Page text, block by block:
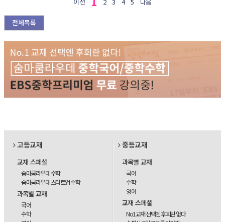
전체목록
고등교재
교재 스페셜
숨마쿰라우데 수학
숨마쿰라우데 스타트업 수학
과목별 교재
국어
수학
중등교재
과목별 교재
국어
수학
영어
교재 스페셜
No1교재 선택엔 후회란 없다